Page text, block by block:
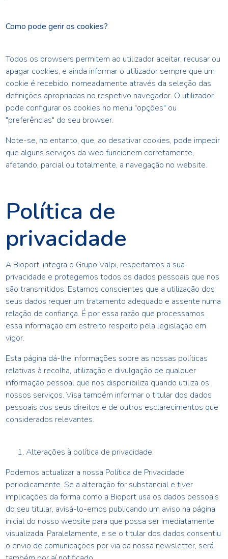
Como pode gerir os cookies?
Todos os browsers permitem ao utilizador aceitar, recusar ou
apagar cookies, e ainda informar o utilizador sempre que um
cookie é recebido, nomeadamente através da seleção das
definições apropriadas no respetivo navegador. O utilizador
pode configurar os cookies no menu "opções" ou
"preferências" do seu browser.
Note-se, no entanto, que, ao desativar cookies, pode impedir
que alguns serviços da web funcionem corretamente,
afetando, parcial ou totalmente, a navegação no website.
Política de
privacidade
A Bioport, integra o Grupo Valpi, respeitamos a sua
privacidade e protegemos todos os dados pessoais que nos
são transmitidos. Estamos conscientes que a utilização dos
seus dados requer um tratamento adequado e assente numa
relação de confiança. É por essa razão que processamos
essa informação em estreito respeito pela legislação em
vigor.
Esta página dá-lhe informações sobre as nossas políticas
relativas à recolha, utilização e divulgação de qualquer
informação pessoal que nos disponibiliza quando utiliza os
nossos serviços. Visa também informar o titular dos dados
pessoais dos seus direitos e de outros esclarecimentos que
considerados relevantes.
Alterações à política de privacidade.
Podemos actualizar a nossa Política de Privacidade
periodicamente. Se a alteração for substancial e tiver
implicações da forma como a Bioport usa os dados pessoais
do seu titular, avisá-lo-emos publicando um aviso na página
inicial do nosso website para que possa ser imediatamente
visualizada. Paralelamente, e se o titular dos dados consentiu
o envio de comunicações por via da nossa newsletter, será